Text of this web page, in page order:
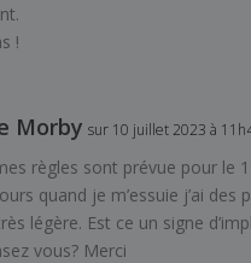
!
Morby sur 10 juillet 2023 à
règles sont prévue pour le
quand je m’essuie j’ai des
légère. Est ce un signe
vous? Merci